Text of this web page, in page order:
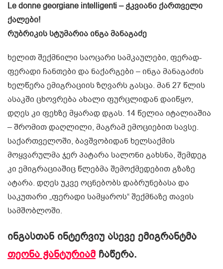
Le donne georgiane intelligenti – ჭკვიანი ქართველი
ქალები!
რუბრიკის სტუმარია ინგა მანაგაძე
ხელით შექმნილი საოცარი სამკაულები, ფერად-
ფერადი ჩანთები და ნაქარგები – ინგა მანაგაძის
ხელწერა ემიგრაციის ზღვარს გასცა. მან 27 წლის
ასაკში ცხოვრება ახალი ფურცლიდან დაიწყო,
დღეს კი ფეხზე მყარად დგას. 14 წელია იტალიაშია
– შრომით დაღლილი, მაგრამ ემოციებით სავსე.
საქართველოში, ბავშვობიდან ხელსაქმის
მოყვარულმა ჯერ პატარა სალონი გახსნა, შემდეგ
კი ემიგრაციაშიც წლებმა შემოქმედებით გზაზე
ატარა. დღეს უკვე ოცნებობს დაბრუნებასა და
საკუთარი „ფერადი სამყაროს“ შექმნაზე თავის
სამშობლოში.
ინგასთან ინტერვიუ ასევე ემიგრანტმა
თეონა ჭანტურიამ ჩაწერა.